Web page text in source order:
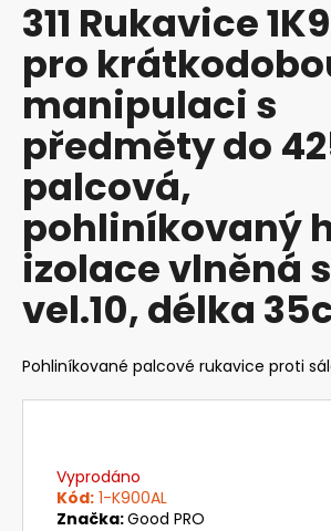
produktu
je
5
hvězdiček.
311 Rukavice
pro
manipulaci s
předměty do
palcová,
pohliníkovaný
izolace vlněná
vel.10, délka
Pohliníkované palcové rukavice proti
Vyprodáno
Kód: 1-K900AL
Značka:Good PRO
a
j
í
t
?
HLEDAT
D
o
p